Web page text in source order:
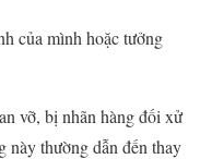
của mình hoặc tưởng
vỡ, bị nhãn hàng đối xử
thường dẫn đến thay